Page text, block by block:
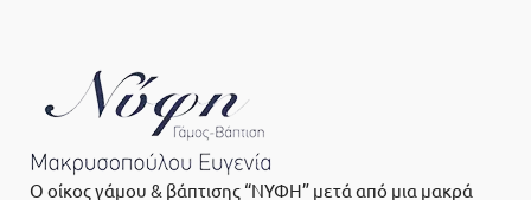
Ο οίκος γάμου & βάπτισης “ΝΥΦΗ” μετά από μια μακρά